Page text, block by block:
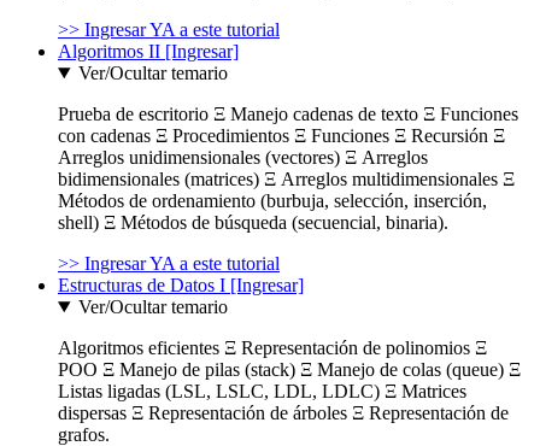
>> Ingresar YA a este tutorial
Algoritmos II [Ingresar]
Ver/Ocultar temario
Prueba de escritorio Ξ Manejo cadenas de texto Ξ Funciones
con cadenas Ξ Procedimientos Ξ Funciones Ξ Recursión Ξ
Arreglos unidimensionales (vectores) Ξ Arreglos
bidimensionales (matrices) Ξ Arreglos multidimensionales Ξ
Métodos de ordenamiento (burbuja, selección, inserción,
shell) Ξ Métodos de búsqueda (secuencial, binaria).
>> Ingresar YA a este tutorial
Estructuras de Datos I [Ingresar]
Ver/Ocultar temario
Algoritmos eficientes Ξ Representación de polinomios Ξ
POO Ξ Manejo de pilas (stack) Ξ Manejo de colas (queue) Ξ
Listas ligadas (LSL, LSLC, LDL, LDLC) Ξ Matrices
dispersas Ξ Representación de árboles Ξ Representación de
grafos.